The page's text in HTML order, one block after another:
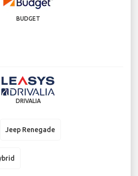
BUDGET
DRIVALIA
Jeep Renegade